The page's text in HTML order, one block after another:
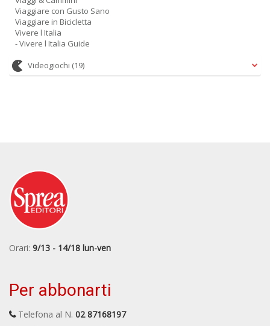
Viaggiare con Gusto Sano
Viaggiare in Bicicletta
Vivere l Italia
- Vivere l Italia Guide
Videogiochi (19)
Orari: 9/13 - 14/18 lun-ven
Per abbonarti
Telefona al N. 02 87168197